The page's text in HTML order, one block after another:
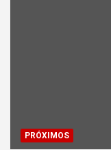
PRÓXIMOS